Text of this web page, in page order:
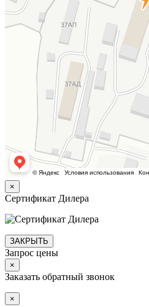
×
Сертификат Дилера
ЗАКРЫТЬ
Запрос цены
×
Заказать обратный звонок
×